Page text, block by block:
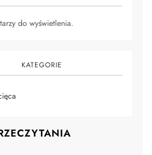
do wyświetlenia.
KATEGORIE